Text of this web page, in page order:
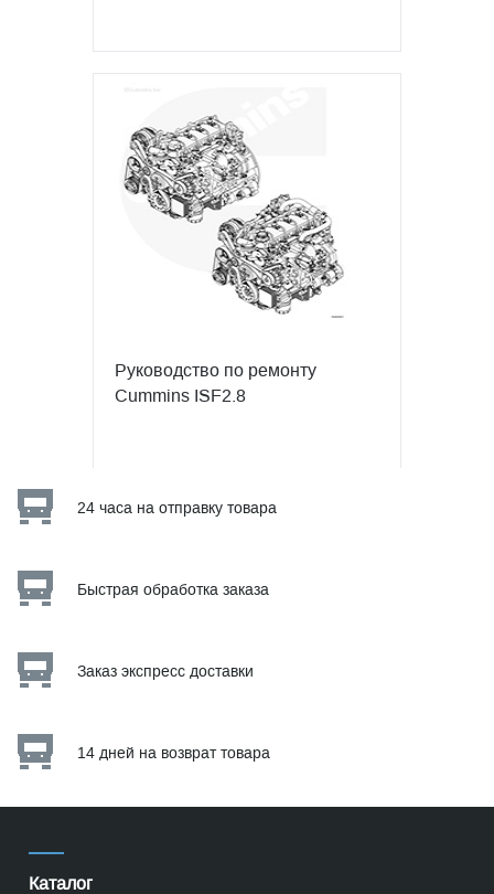
Руководство по ремонту
Cummins ISF2.8
24 часа на отправку товара
Быстрая обработка заказа
Заказ экспресс доставки
14 дней на возврат товара
Каталог